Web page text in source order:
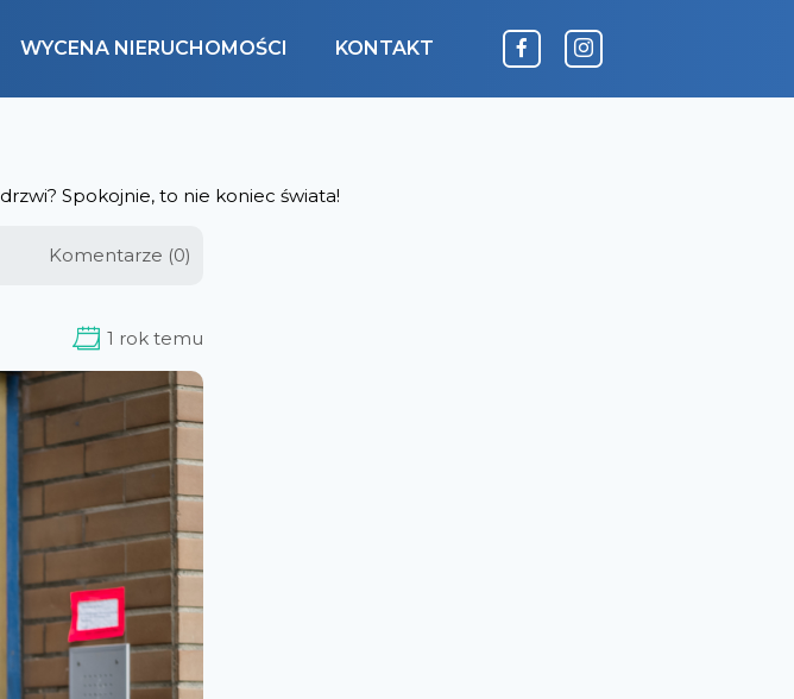
WYCENA NIERUCHOMOŚCI KONTAKT
Spokojnie, to nie koniec świata!
Komentarze (0)
1 rok temu